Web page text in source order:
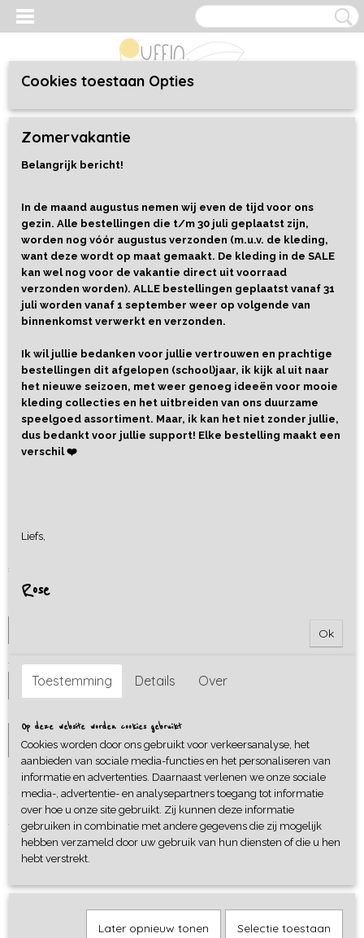
Sweater dress Bows
€ 32,95
Aantal
IN WINKELWAGEN
Omschrijving
Sweater jurk met een baggy fit, van een soepele french terry. In
de kleur oud-roze met print van bordeaux kleurige strikken.
Cookies toestaan Opties
Zomervakantie
Belangrijk bericht!
In de maand augustus nemen wij even de tijd voor ons
gezin. Alle bestellingen die t/m 30 juli geplaatst zijn,
worden nog vóór augustus verzonden (m.u.v. de kleding,
want deze wordt op maat gemaakt. De kleding in de SALE
kan wel nog voor de vakantie direct uit voorraad
verzonden worden). ALLE bestellingen geplaatst vanaf 31
juli worden vanaf 1 september weer op volgende van
binnenkomst verwerkt en verzonden.
Ik wil jullie bedanken voor jullie vertrouwen en prachtige
bestellingen dit afgelopen (school)jaar, ik kijk al uit naar
het nieuwe seizoen, met weer genoeg ideeën voor mooie
kleding collecties en het uitbreiden van ons duurzame
speelgoed assortiment. Maar, ik kan het niet zonder jullie,
dus bedankt voor jullie support! Elke bestelling maakt een
verschil ❤️
Liefs,
Rose
Ok
Toestemming Details Over
Op deze website worden cookies gebruikt
Cookies worden door ons gebruikt voor verkeersanalyse, het
aanbieden van sociale media-functies en het personaliseren van
informatie en advertenties. Daarnaast verlenen we onze sociale
media-, advertentie- en analysepartners toegang tot informatie
over hoe u onze site gebruikt. Zij kunnen deze informatie
gebruiken in combinatie met andere gegevens die zij mogelijk
hebben verzameld door uw gebruik van hun diensten of die u hen
hebt verstrekt.
Later opnieuw tonen Selectie toestaan